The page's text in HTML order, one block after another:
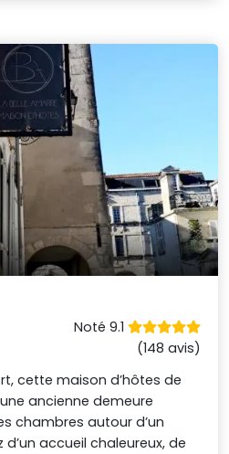
Noté 9.1
(148 avis)
cette maison d’hôtes de
ancienne demeure
chambres autour d’un
accueil chaleureux, de